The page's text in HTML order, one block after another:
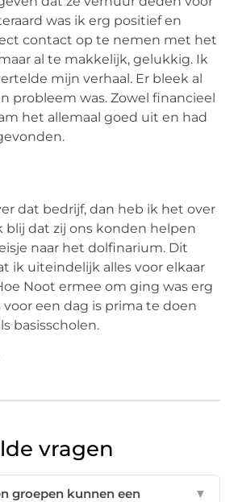
was ik erg positief en
contact op te nemen met het
al te makkelijk, gelukkig. Ik
mijn verhaal. Er bleek al
probleem was. Zowel financieel
het allemaal goed uit en had
dat bedrijf, dan heb ik het over
blij dat zij ons konden helpen
naar het dolfinarium. Dit
ik uiteindelijk alles voor elkaar
Noot ermee om ging was erg
een dag is prima te doen
basisscholen.
vragen
groepen kunnen een
▼